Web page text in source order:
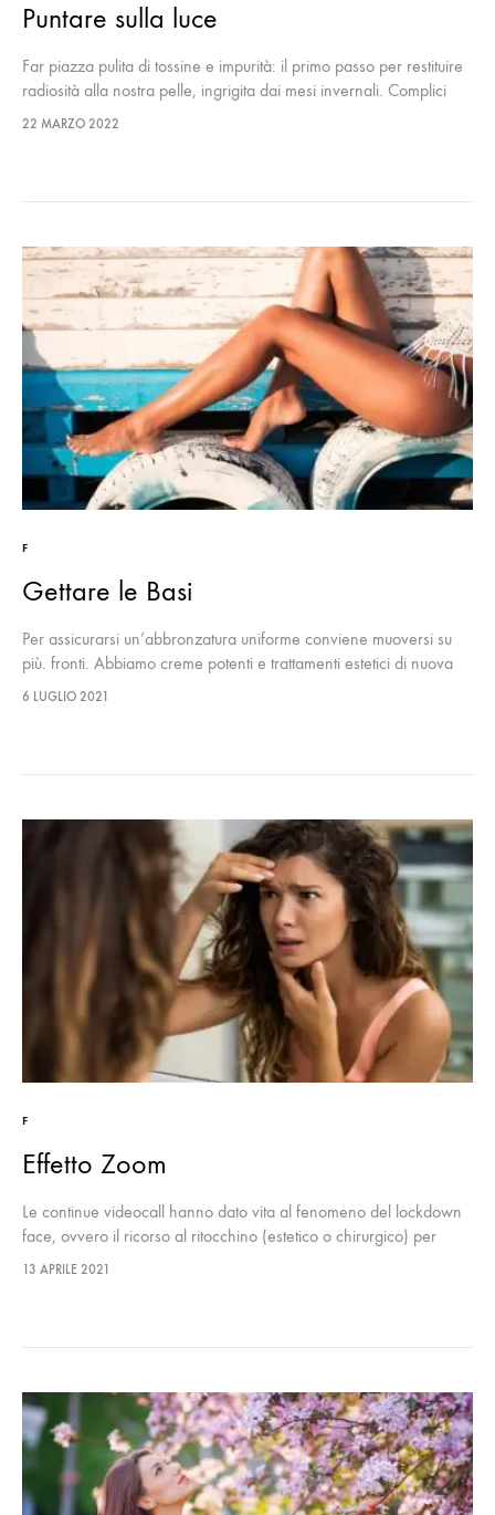
Puntare sulla luce
Far piazza pulita di tossine e impurità: il primo passo per restituire
radiosità alla nostra pelle, ingrigita dai mesi invernali. Complici
ideali: peeling delicati, attivi anti-macchia, laser new generation
22 MARZO 2022
F
Gettare le Basi
Per assicurarsi un’abbronzatura uniforme conviene muoversi su
più. fronti. Abbiamo creme potenti e trattamenti estetici di nuova
concezione: non solo non stravolgono il viso, ma rinforzano la
6 LUGLIO 2021
F
Effetto Zoom
Le continue videocall hanno dato vita al fenomeno del lockdown
face, ovvero il ricorso al ritocchino (estetico o chirurgico) per
correggere le pecche messe a nudo dallo schermo e ingigantite
13 APRILE 2021